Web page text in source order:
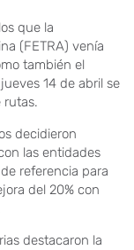
que la
(FETRA) venía
también el
14 de abril se
rutas.
decidieron
las entidades
referencia para
del 20% con
destacaron la